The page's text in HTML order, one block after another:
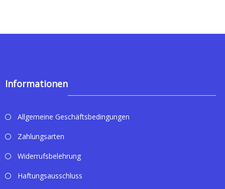
Informationen
Allgemeine Geschäftsbedingungen
Zahlungsarten
Widerrufsbelehrung
Haftungsausschluss